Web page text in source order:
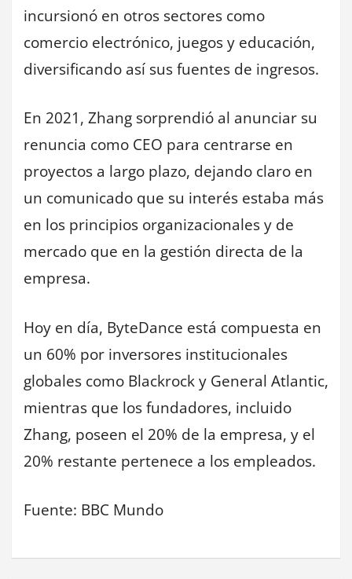
incursionó en otros sectores como
comercio electrónico, juegos y educación,
diversificando así sus fuentes de ingresos.
En 2021, Zhang sorprendió al anunciar su
renuncia como CEO para centrarse en
proyectos a largo plazo, dejando claro en
un comunicado que su interés estaba más
en los principios organizacionales y de
mercado que en la gestión directa de la
empresa.
Hoy en día, ByteDance está compuesta en
un 60% por inversores institucionales
globales como Blackrock y General Atlantic,
mientras que los fundadores, incluido
Zhang, poseen el 20% de la empresa, y el
20% restante pertenece a los empleados.
Fuente: BBC Mundo